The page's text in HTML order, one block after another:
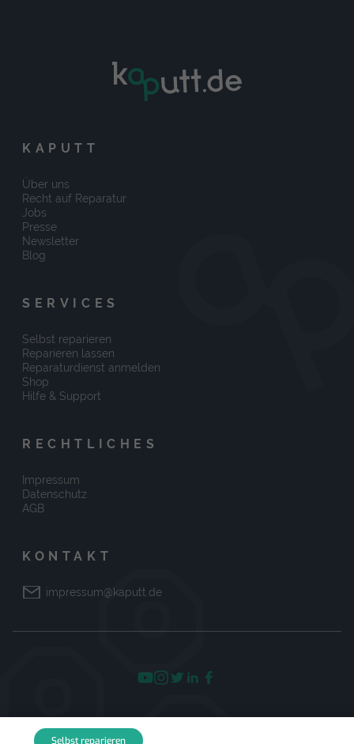
Selbst reparieren
KAPUTT
Über uns
Recht auf Reparatur
Jobs
Presse
Newsletter
Blog
SERVICES
Selbst reparieren
Reparieren lassen
Reparaturdienst anmelden
Shop
Hilfe & Support
RECHTLICHES
Impressum
Datenschutz
AGB
KONTAKT
impressum@kaputt.de
© 2026 kaputt.de